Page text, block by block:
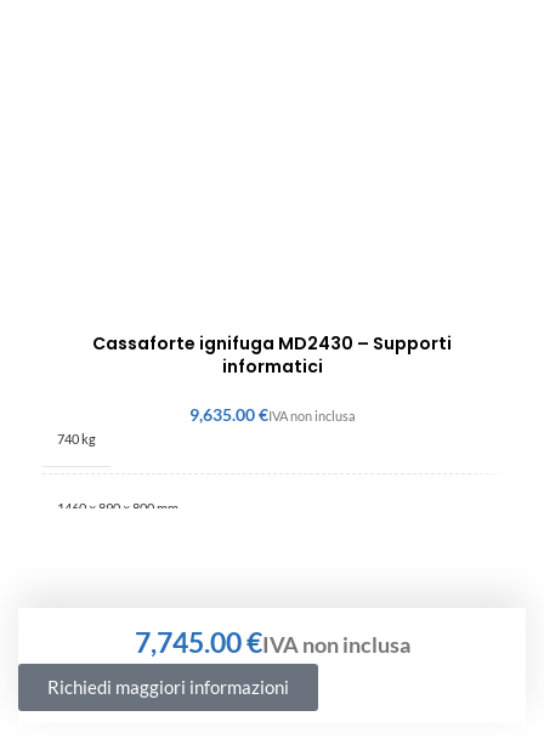
Cassaforte ignifuga MD2430 – Supporti
informatici
€
740 kg
1460 × 890 × 800 mm
€
Richiedi maggiori informazioni